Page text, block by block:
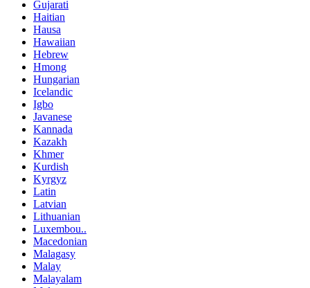
Gujarati
Haitian
Hausa
Hawaiian
Hebrew
Hmong
Hungarian
Icelandic
Igbo
Javanese
Kannada
Kazakh
Khmer
Kurdish
Kyrgyz
Latin
Latvian
Lithuanian
Luxembou..
Macedonian
Malagasy
Malay
Malayalam